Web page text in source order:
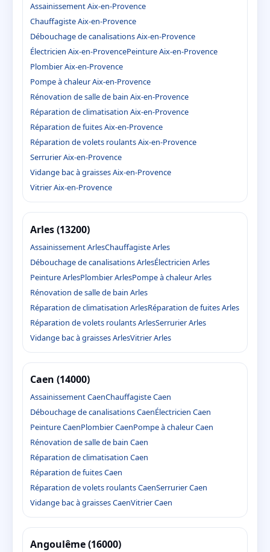
Assainissement Aix-en-Provence
Chauffagiste Aix-en-Provence
Débouchage de canalisations Aix-en-Provence
Électricien Aix-en-ProvencePeinture Aix-en-Provence
Plombier Aix-en-Provence
Pompe à chaleur Aix-en-Provence
Rénovation de salle de bain Aix-en-Provence
Réparation de climatisation Aix-en-Provence
Réparation de fuites Aix-en-Provence
Réparation de volets roulants Aix-en-Provence
Serrurier Aix-en-Provence
Vidange bac à graisses Aix-en-Provence
Vitrier Aix-en-Provence
Arles (13200)
Assainissement ArlesChauffagiste Arles
Débouchage de canalisations ArlesÉlectricien Arles
Peinture ArlesPlombier ArlesPompe à chaleur Arles
Rénovation de salle de bain Arles
Réparation de climatisation ArlesRéparation de fuites Arles
Réparation de volets roulants ArlesSerrurier Arles
Vidange bac à graisses ArlesVitrier Arles
Caen (14000)
Assainissement CaenChauffagiste Caen
Débouchage de canalisations CaenÉlectricien Caen
Peinture CaenPlombier CaenPompe à chaleur Caen
Rénovation de salle de bain Caen
Réparation de climatisation Caen
Réparation de fuites Caen
Réparation de volets roulants CaenSerrurier Caen
Vidange bac à graisses CaenVitrier Caen
Angoulême (16000)